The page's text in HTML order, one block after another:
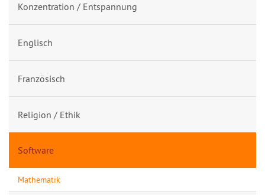
Konzentration / Entspannung
Englisch
Französisch
Religion / Ethik
Software
Mathematik